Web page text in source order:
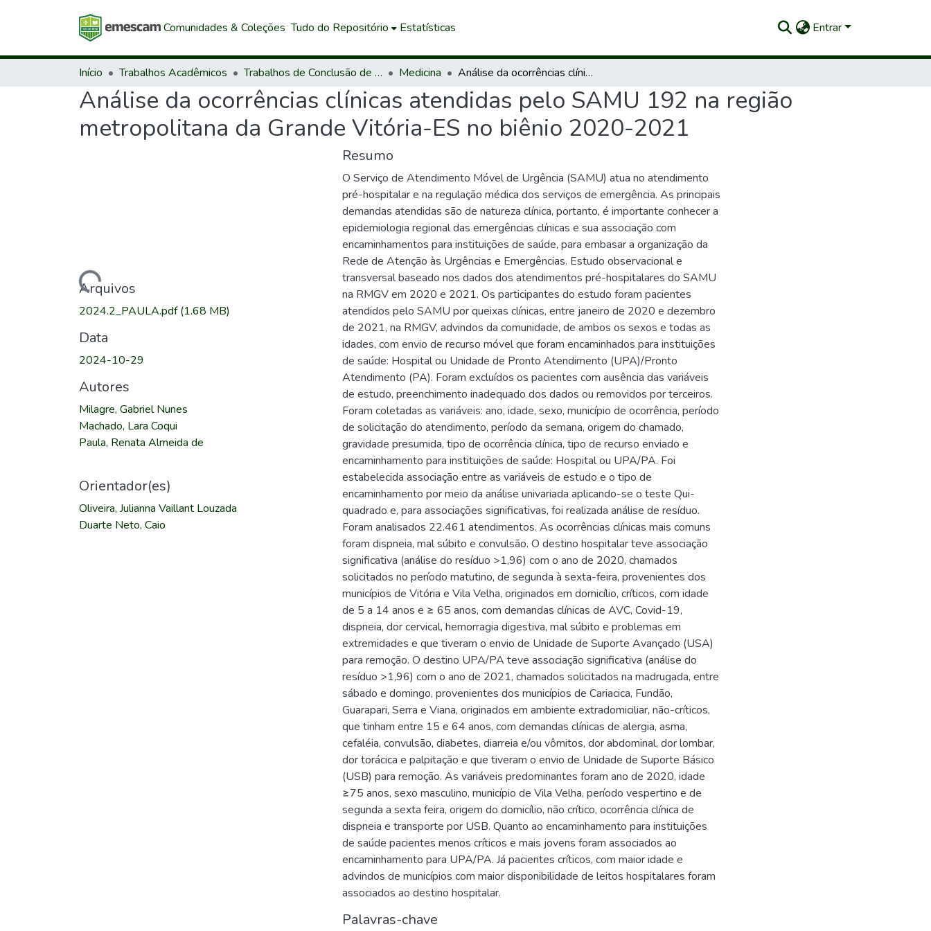
Comunidades & Coleções Tudo do Repositório Estatísticas Entrar
Início Trabalhos Acadêmicos Trabalhos de Conclusão de Curso de Graduação Medicina Análise da ocorrências clínicas atendidas pelo SAMU 192 na região metropolitana da Grande Vitória-ES no biênio 2020-2021
Análise da ocorrências clínicas atendidas pelo SAMU 192 na região
metropolitana da Grande Vitória-ES no biênio 2020-2021
Carregando...Arquivos
2024.2_PAULA.pdf(1.68 MB)
Data
2024-10-29
Autores
Milagre, Gabriel Nunes
Machado, Lara Coqui
Paula, Renata Almeida de
Orientador(es)
Oliveira, Julianna Vaillant Louzada
Duarte Neto, Caio
Resumo
O Serviço de Atendimento Móvel de Urgência (SAMU) atua no atendimento
pré-hospitalar e na regulação médica dos serviços de emergência. As principais
demandas atendidas são de natureza clínica, portanto, é importante conhecer a
epidemiologia regional das emergências clínicas e sua associação com
encaminhamentos para instituições de saúde, para embasar a organização da
Rede de Atenção às Urgências e Emergências. Estudo observacional e
transversal baseado nos dados dos atendimentos pré-hospitalares do SAMU
na RMGV em 2020 e 2021. Os participantes do estudo foram pacientes
atendidos pelo SAMU por queixas clínicas, entre janeiro de 2020 e dezembro
de 2021, na RMGV, advindos da comunidade, de ambos os sexos e todas as
idades, com envio de recurso móvel que foram encaminhados para instituições
de saúde: Hospital ou Unidade de Pronto Atendimento (UPA)/Pronto
Atendimento (PA). Foram excluídos os pacientes com ausência das variáveis
de estudo, preenchimento inadequado dos dados ou removidos por terceiros.
Foram coletadas as variáveis: ano, idade, sexo, município de ocorrência, período
de solicitação do atendimento, período da semana, origem do chamado,
gravidade presumida, tipo de ocorrência clínica, tipo de recurso enviado e
encaminhamento para instituições de saúde: Hospital ou UPA/PA. Foi
estabelecida associação entre as variáveis de estudo e o tipo de
encaminhamento por meio da análise univariada aplicando-se o teste Qui-
quadrado e, para associações significativas, foi realizada análise de resíduo.
Foram analisados 22.461 atendimentos. As ocorrências clínicas mais comuns
foram dispneia, mal súbito e convulsão. O destino hospitalar teve associação
significativa (análise do resíduo >1,96) com o ano de 2020, chamados
solicitados no período matutino, de segunda à sexta-feira, provenientes dos
municípios de Vitória e Vila Velha, originados em domicílio, críticos, com idade
de 5 a 14 anos e ≥ 65 anos, com demandas clínicas de AVC, Covid-19,
dispneia, dor cervical, hemorragia digestiva, mal súbito e problemas em
extremidades e que tiveram o envio de Unidade de Suporte Avançado (USA)
para remoção. O destino UPA/PA teve associação significativa (análise do
resíduo >1,96) com o ano de 2021, chamados solicitados na madrugada, entre
sábado e domingo, provenientes dos municípios de Cariacica, Fundão,
Guarapari, Serra e Viana, originados em ambiente extradomiciliar, não-críticos,
que tinham entre 15 e 64 anos, com demandas clínicas de alergia, asma,
cefaléia, convulsão, diabetes, diarreia e/ou vômitos, dor abdominal, dor lombar,
dor torácica e palpitação e que tiveram o envio de Unidade de Suporte Básico
(USB) para remoção. As variáveis predominantes foram ano de 2020, idade
≥75 anos, sexo masculino, município de Vila Velha, período vespertino e de
segunda a sexta feira, origem do domicílio, não crítico, ocorrência clínica de
dispneia e transporte por USB. Quanto ao encaminhamento para instituições
de saúde pacientes menos críticos e mais jovens foram associados ao
encaminhamento para UPA/PA. Já pacientes críticos, com maior idade e
advindos de municípios com maior disponibilidade de leitos hospitalares foram
associados ao destino hospitalar.
Palavras-chave